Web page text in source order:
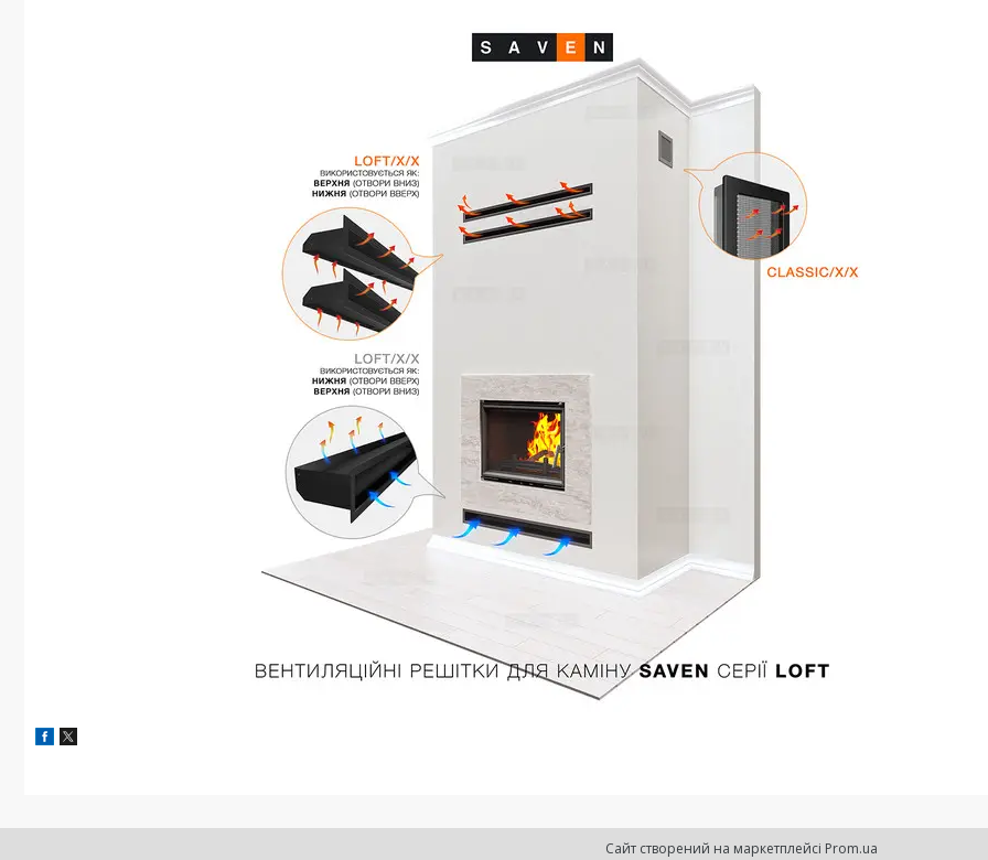
Сайт створений на маркетплейсі Prom.ua